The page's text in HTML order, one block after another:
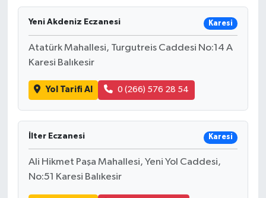
Yeni Akdeniz Eczanesi Karesi
Atatürk Mahallesi, Turgutreis Caddesi No:14 A
Karesi Balıkesir
Yol Tarifi Al 0 (266) 576 28 54
İlter Eczanesi Karesi
Ali Hikmet Paşa Mahallesi, Yeni Yol Caddesi,
No:51 Karesi Balıkesir